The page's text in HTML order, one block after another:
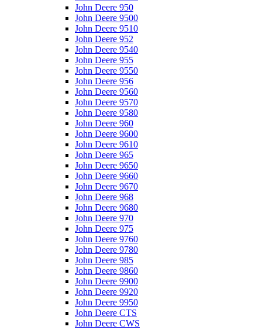
John Deere 950
John Deere 9500
John Deere 9510
John Deere 952
John Deere 9540
John Deere 955
John Deere 9550
John Deere 956
John Deere 9560
John Deere 9570
John Deere 9580
John Deere 960
John Deere 9600
John Deere 9610
John Deere 965
John Deere 9650
John Deere 9660
John Deere 9670
John Deere 968
John Deere 9680
John Deere 970
John Deere 975
John Deere 9760
John Deere 9780
John Deere 985
John Deere 9860
John Deere 9900
John Deere 9920
John Deere 9950
John Deere CTS
John Deere CWS